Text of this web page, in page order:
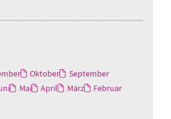
Oktober
September
Mai April März
Februar